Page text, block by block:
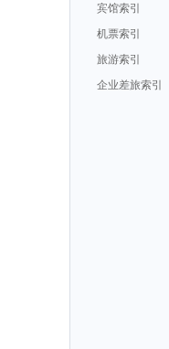
宾馆索引
机票索引
旅游索引
企业差旅索引